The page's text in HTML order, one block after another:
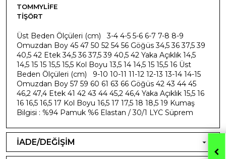
TOMMYLIFE
TIŞÖRT
Üst Beden Ölçüleri (cm) 3-4 4-5 5-6 6-7 7-8 8-9
Omuzdan Boy 45 47 50 52 54 56 Göğüs 34,5 36 37,5 39
40,5 42 Etek 34,5 36 37,5 39 40,5 42 Yaka Açıklık 14,5
14,5 15 15 15,5 15,5 Kol Boyu 13,5 14 14,5 15 15,5 16 Üst
Beden Ölçüleri (cm) 9-10 10-11 11-12 12-13 13-14 14-15
Omuzdan Boy 57 59 60 61 63 66 Göğüs 42 43 44 45
46,2 47,4 Etek 41 42 43 44 45,2 46,4 Yaka Açıklık 15,5 16
16 16,5 16,5 17 Kol Boyu 16,5 17 17,5 18 18,5 19 Kumaş
Bilgisi : %94 Pamuk %6 Elastan / 30/1 LYC Süprem
İADE/DEĞİŞİM